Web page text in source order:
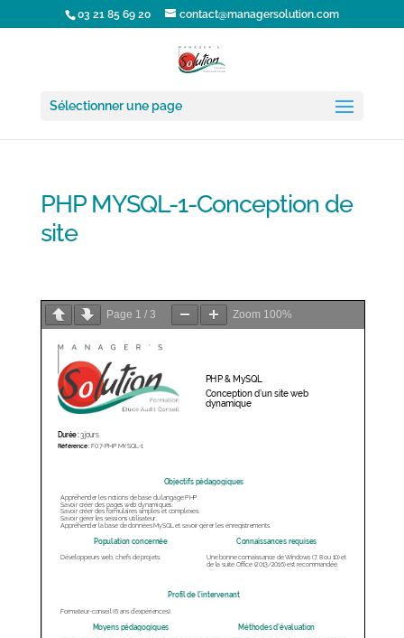
03 21 85 69 20 contact@managersolution.com
Sélectionner une page
PHP MYSQL-1-Conception de
site
Page 1 / 3 Zoom 100%